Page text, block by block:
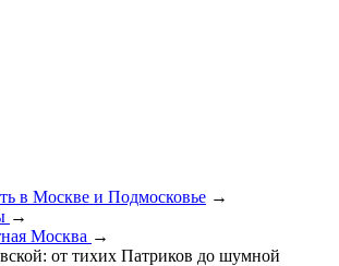
в Москве и Подмосковье →
→
Москва →
от тихих Патриков до шумной